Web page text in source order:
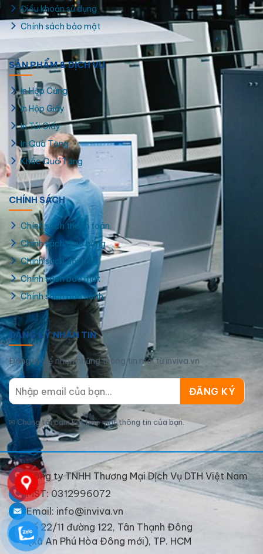
Hộp giấy hình chữ nhật để đóng hàng
Điều khoản sử dụng
Chính sách bảo mật
SẢN PHẨM & DỊCH VỤ
In Hộp Cứng
In Hộp Giấy
In Túi Giấy
In Quà Tặng
Khắc Quà Tặng
CHÍNH SÁCH
Chính sách thanh toán
Chính sách giao hàng
Chính sách đổi trả
Chính sách bảo mật
Chính sách bảo hành
ĐĂNG KÝ NHẬN TIN
Đăng ký để nhận những thông tin mới từ inviva.vn
✉ Chúng tôi cam kết bảo mật thông tin của bạn.
Công ty TNHH Thương Mại Dịch Vụ DTH Việt Nam
MST: 0312996072
Email: info@inviva.vn
Số 22/11 đường 122, Tân Thạnh Đông
(xã An Phú Hòa Đông mới), TP. HCM